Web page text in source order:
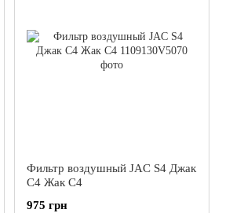
Фильтр воздушный JAC S4 Джак
С4 Жак С4
975 грн